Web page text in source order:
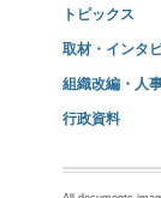
トピックス
取材・インタ
組織改編・人
行政資料